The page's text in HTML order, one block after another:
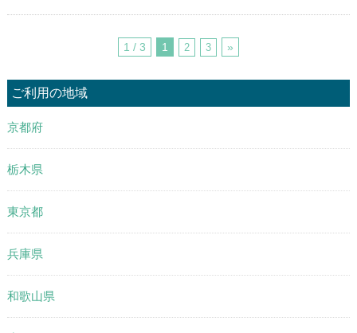
1 / 3 1 2 3 »
ご利用の地域
京都府
栃木県
東京都
兵庫県
和歌山県